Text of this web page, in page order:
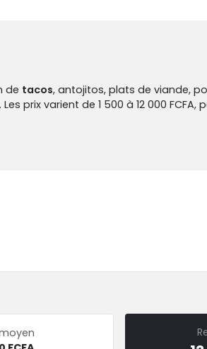
de tacos, antojitos, plats de viande,
prix varient de 1 500 à 12 000 FCFA,